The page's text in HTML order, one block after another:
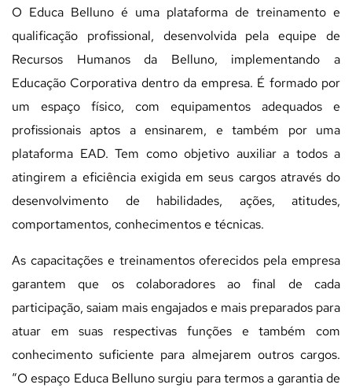
O Educa Belluno é uma plataforma de treinamento e
qualificação profissional, desenvolvida pela equipe de
Recursos Humanos da Belluno, implementando a
Educação Corporativa dentro da empresa. É formado por
um espaço físico, com equipamentos adequados e
profissionais aptos a ensinarem, e também por uma
plataforma EAD. Tem como objetivo auxiliar a todos a
atingirem a eficiência exigida em seus cargos através do
desenvolvimento de habilidades, ações, atitudes,
comportamentos, conhecimentos e técnicas.
As capacitações e treinamentos oferecidos pela empresa
garantem que os colaboradores ao final de cada
participação, saiam mais engajados e mais preparados para
atuar em suas respectivas funções e também com
conhecimento suficiente para almejarem outros cargos.
“O espaço Educa Belluno surgiu para termos a garantia de